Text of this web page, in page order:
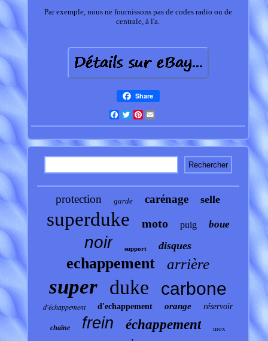
Par exemple, nous ne fournissons pas de codes radio ou de
centrale, à l'a.
Share
Facebook
TwitterPinterest
protection garde carénage selle
superduke moto puig boue
noir support disques
echappement arrière
super duke carbone
d'échappement d'echappement orange réservoir
chaîne frein échappement inox